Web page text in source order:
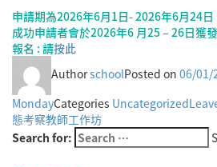
申請期為2026年6月1日- 2026年6月24日
成功申請者會於2026年6 月25 – 26日獲
報名 : 請按此
AuthorschoolPosted on 06/01/
MondayCategories Uncategorized
態考察教師工作坊
Search for: